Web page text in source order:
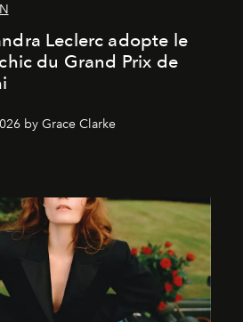
Leclerc adopte le
du Grand Prix de
by Grace Clarke